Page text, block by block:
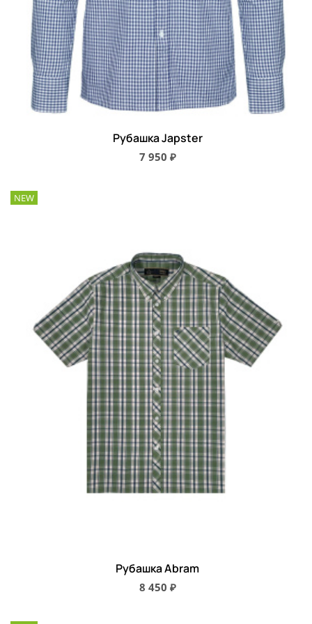
Рубашка Japster
7 950 ₽
NEW
Рубашка Abram
8 450 ₽